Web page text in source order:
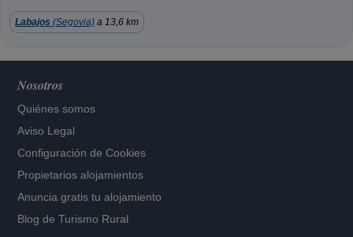
Labajos (Segovia) a 13,6 km
Nosotros
Quiénes somos
Aviso Legal
Configuración de Cookies
Propietarios alojamientos
Anuncia gratis tu alojamiento
Blog de Turismo Rural